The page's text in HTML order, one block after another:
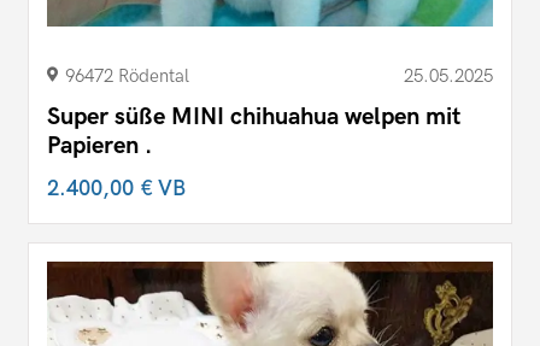
96472 Rödental 25.05.2025
Super süße MINI chihuahua welpen mit
Papieren .
2.400,00 €VB